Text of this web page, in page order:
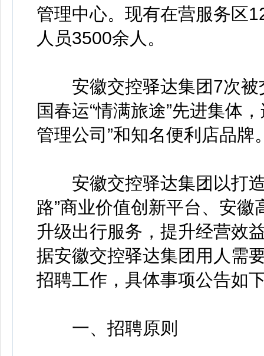
管理中心。现有在营服务区
人员3500余人。
安徽交控驿达集团7次被
国春运“情满旅途”先进集体
管理公司”和知名便利店品牌
安徽交控驿达集团以打造
路”商业价值创新平台、安
升级出行服务，提升经营效
据安徽交控驿达集团用人需
招聘工作，具体事项公告如
一、招聘原则